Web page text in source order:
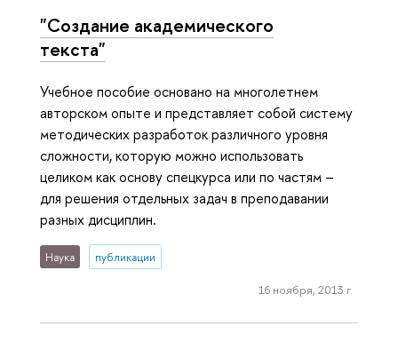
"Создание академического
текста"
Учебное пособие основано на многолетнем
авторском опыте и представляет собой систему
методических разработок различного уровня
сложности, которую можно использовать
целиком как основу спецкурса или по частям –
для решения отдельных задач в преподавании
разных дисциплин.
Наука публикации
16 ноября, 2013 г.